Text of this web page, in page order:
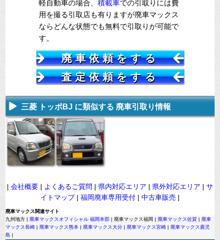
軽自動車の場合、 積載車での引取りには費
用を撮る引取店も有りますが廃車マックス
ならどんな状態でも無料で引取りが可能で
す。
廃車依頼をする
査定依頼をする
三菱 トッポBJ に類似する 廃車引取り情報
| 会社概要 | よくあるご質問 | 県内対応エリア | 県外対応エリア | サ
イトマップ| 福岡廃車専用受付 | 中古車販売 |
廃車マックス関連サイト
九州地方 | 廃車マックスオフィシャル 福岡本部 | 廃車マックス福岡 | 廃車マックス佐賀 | 廃車
マックス長崎 | 廃車マックス熊本 | 廃車マックス大分 | 廃車マックス宮崎 | 廃車マックス鹿児
島 |